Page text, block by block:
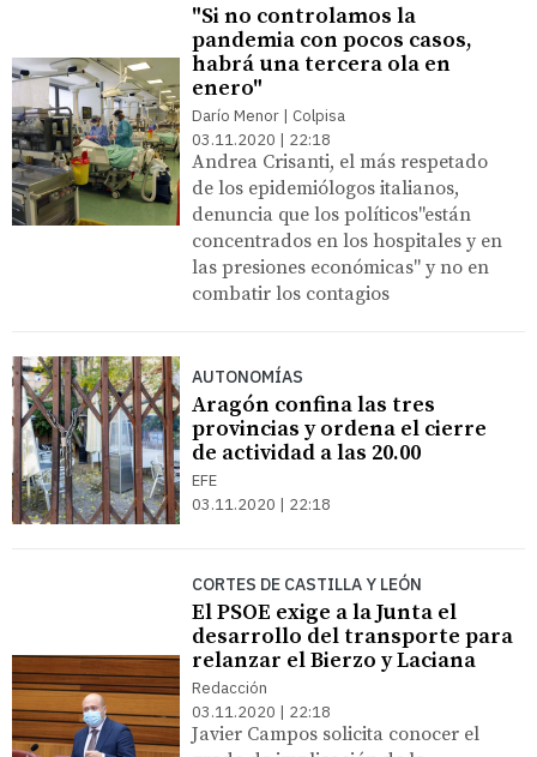
"Si no controlamos la
pandemia con pocos casos,
habrá una tercera ola en
enero"
Darío Menor | Colpisa
03.11.2020 | 22:18
Andrea Crisanti, el más respetado
de los epidemiólogos italianos,
denuncia que los políticos"están
concentrados en los hospitales y en
las presiones económicas" y no en
combatir los contagios
AUTONOMÍAS
Aragón confina las tres
provincias y ordena el cierre
de actividad a las 20.00
EFE
03.11.2020 | 22:18
CORTES DE CASTILLA Y LEÓN
El PSOE exige a la Junta el
desarrollo del transporte para
relanzar el Bierzo y Laciana
Redacción
03.11.2020 | 22:18
Javier Campos solicita conocer el